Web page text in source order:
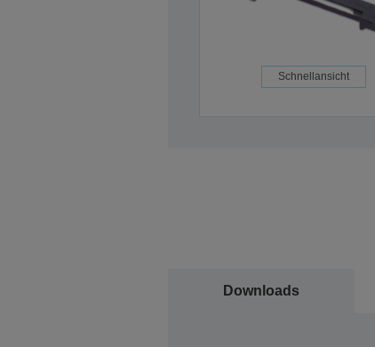
Schnellansicht
Downloads